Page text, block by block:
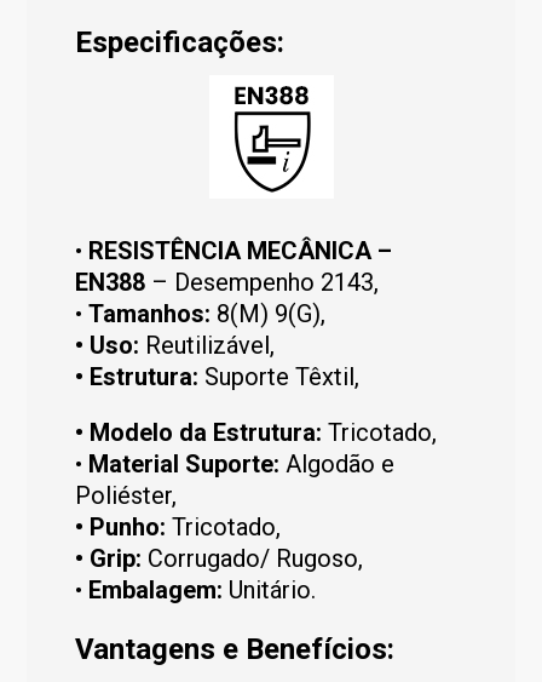
Especificações:
• RESISTÊNCIA MECÂNICA –
EN388 – Desempenho 2143,
•Tamanhos: 8(M) 9(G),
• Uso: Reutilizável,
• Estrutura: Suporte Têxtil,
• Modelo da Estrutura:Tricotado,
• Material Suporte:Algodão e
Poliéster,
• Punho:Tricotado,
• Grip: Corrugado/ Rugoso,
• Embalagem: Unitário.
Vantagens e Benefícios: